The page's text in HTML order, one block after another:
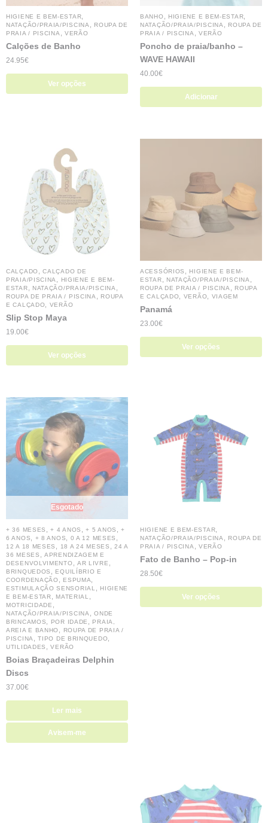
HIGIENE E BEM-ESTAR
NATAÇÃO/PRAIA/PISCINA
ROUPA DE
PRAIA / PISCINA
VERÃO
Calções de Banho
24.95€
Ver opções
BANHO HIGIENE E BEM-ESTAR
NATAÇÃO/PRAIA/PISCINA
ROUPA DE
PRAIA / PISCINA
VERÃO
Poncho de praia/banho –
WAVE HAWAII
40.00€
Adicionar
CALÇADO ,CALÇADO DE
PRAIA/PISCINA
HIGIENE E BEM-
ESTAR
NATAÇÃO/PRAIA/PISCINA
ROUPA DE PRAIA / PISCINA
ROUPA
E CALÇADO
VERÃO
Slip Stop Maya
19.00€
Ver opções
ACESSÓRIOS
HIGIENE E BEM-
ESTAR
NATAÇÃO/PRAIA/PISCINA
ROUPA DE PRAIA / PISCINA
ROUPA
E CALÇADO
VERÃO VIAGEM
Panamá
23.00€
Ver opções
Esgotado
+ 36 MESES ,+ 4 ANOS ,+ 5 ANOS ,+
6 ANOS
+ 8 ANOS 0 A 12 MESES
12 A 18 MESES 18 A 24 MESES ,24 A
36 MESES
,APRENDIZAGEM E
DESENVOLVIMENTO
AR LIVRE
BRINQUEDOS
EQUILÍBRIO E
COORDENAÇÃO
ESPUMA
ESTIMULAÇÃO SENSORIAL
HIGIENE
E BEM-ESTAR
MATERIAL
MOTRICIDADE
NATAÇÃO/PRAIA/PISCINA ,ONDE
BRINCAMOS
POR IDADE
PRAIA,
AREIA E BANHO
ROUPA DE PRAIA /
PISCINA
,TIPO DE BRINQUEDO
UTILIDADES ,VERÃO
Boias Braçadeiras Delphin
Discs
37.00€
Ler mais
Avisem-me
HIGIENE E BEM-ESTAR
NATAÇÃO/PRAIA/PISCINA
ROUPA DE
PRAIA / PISCINA
VERÃO
Fato de Banho – Pop-in
28.50€
Ver opções